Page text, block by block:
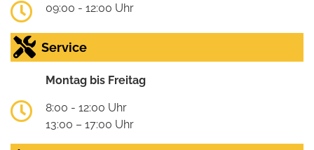
09:00 - 12:00 Uhr
Service
Montag bis Freitag
8:00 - 12:00 Uhr
13:00 – 17:00 Uhr